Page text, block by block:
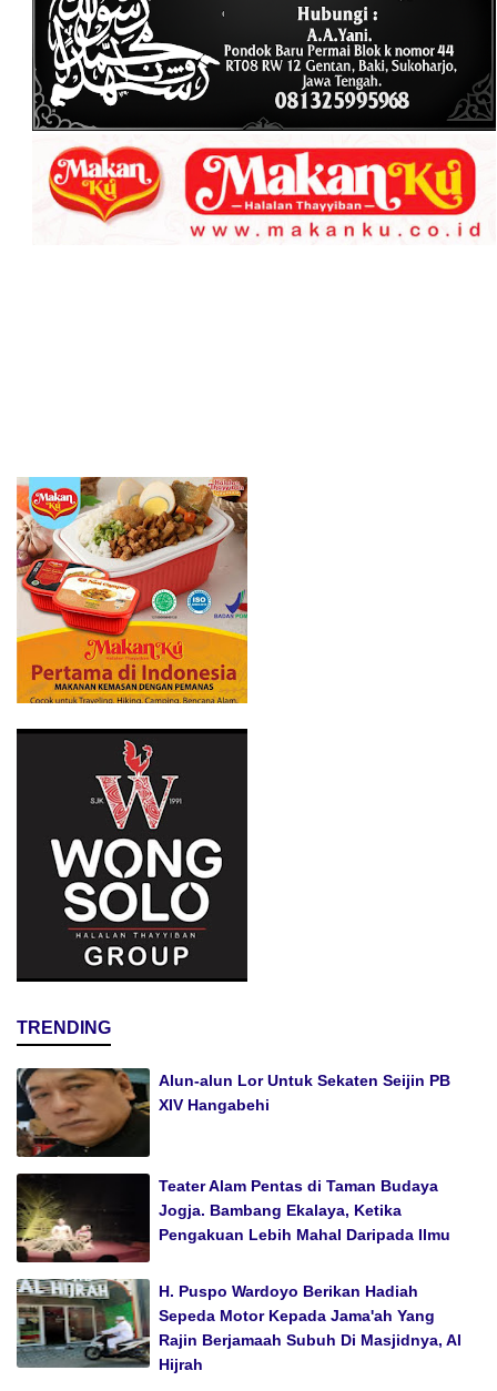
TRENDING
Alun-alun Lor Untuk Sekaten Seijin PB
XIV Hangabehi
Teater Alam Pentas di Taman Budaya
Jogja. Bambang Ekalaya, Ketika
Pengakuan Lebih Mahal Daripada Ilmu
H. Puspo Wardoyo Berikan Hadiah
Sepeda Motor Kepada Jama'ah Yang
Rajin Berjamaah Subuh Di Masjidnya, Al
Hijrah